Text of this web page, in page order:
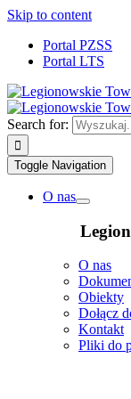
Skip to content
Portal PZSS
Portal LTS
Search for:
Toggle Navigation
O nas
O nas
Obiekty
Dołącz
Kontakt
Pliki do